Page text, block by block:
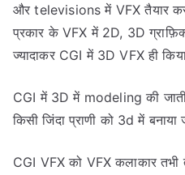
और televisions में VFX तैयार
प्रकार के VFX में 2D, 3D
ज्यादाकर CGI में 3D VFX ही
CGI में 3D में modeling की
किसी जिंदा प्राणी को 3d में बनाया
CGI VFX को VFX कलाकार तभी